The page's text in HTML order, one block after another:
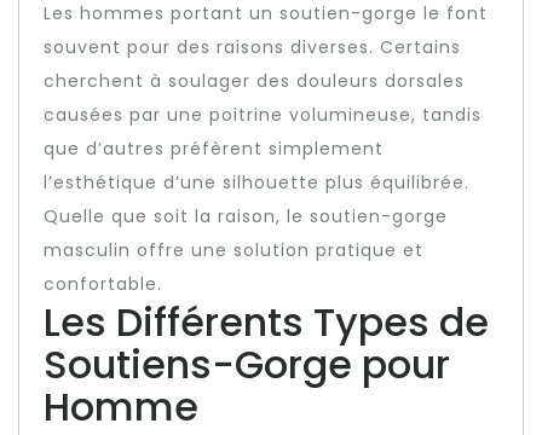
Les hommes portant un soutien-gorge le font
souvent pour des raisons diverses. Certains
cherchent à soulager des douleurs dorsales
causées par une poitrine volumineuse, tandis
que d’autres préfèrent simplement
l’esthétique d’une silhouette plus équilibrée.
Quelle que soit la raison, le soutien-gorge
masculin offre une solution pratique et
confortable.
Les Différents Types de
Soutiens-Gorge pour
Homme